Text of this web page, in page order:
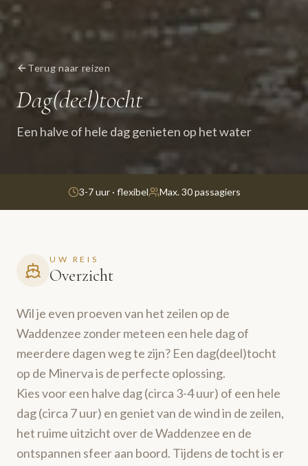
Terug naar reizen
Dag(deel)tocht
Een halve of hele dag genieten op het water
3-7 uur · flexibel Max. 30 passagiers
UW REIS
Overzicht
Wil je even proeven van het zeilen op de
Waddenzee zonder meteen een hele dag of
meerdere dagen weg te zijn? Een dag(deel)tocht
op de Minerva is de perfecte oplossing.
Kies voor een halve dag (circa 3-4 uur) of een hele
dag (circa 7 uur) en geniet van de wind in de zeilen,
het ruime uitzicht over de Waddenzee en de
ontspannen sfeer aan boord. Tijdens de tocht is er